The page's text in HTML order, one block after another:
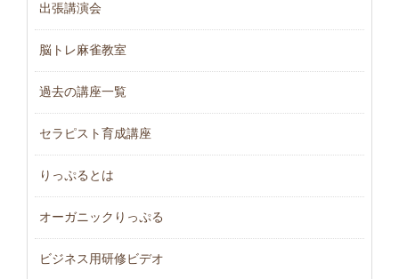
出張講演会
脳トレ麻雀教室
過去の講座一覧
セラピスト育成講座
りっぷるとは
オーガニックりっぷる
ビジネス用研修ビデオ